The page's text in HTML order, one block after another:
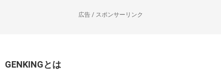
広告 / スポンサーリンク
GENKINGとは